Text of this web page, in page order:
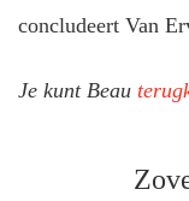
concludeert Van
Je kunt Beau